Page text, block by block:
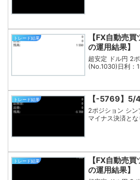
トレード結果
【FX自動売
の運用結果】
超安定 ドル円 2
(No.1030)日利：
トレード結果 【-5769】5/
2ポジション シ
マイナス決済とな
トレード結果
【FX自動売
の運用結果】